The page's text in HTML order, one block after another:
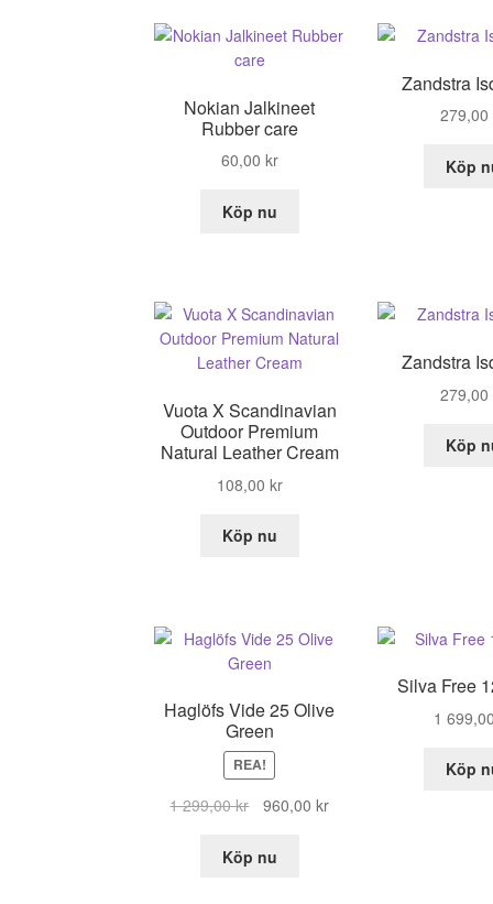
Nokian Jalkineet
Rubber care
60,00 kr
Köp nu
Zandstra
279,00
Köp
Vuota X Scandinavian
Outdoor Premium
Natural Leather Cream
108,00 kr
Köp nu
Zandstra
279,00
Köp
Haglöfs Vide 25 Olive
Green
REA!
1 299,00kr
Det
priset
960,00krDet
Köp nu
Silva Free
1
Köp